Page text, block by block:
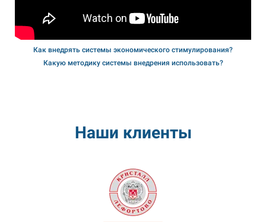
Как внедрять системы экономического стимулирования?
Какую методику системы внедрения использовать?
Наши клиенты